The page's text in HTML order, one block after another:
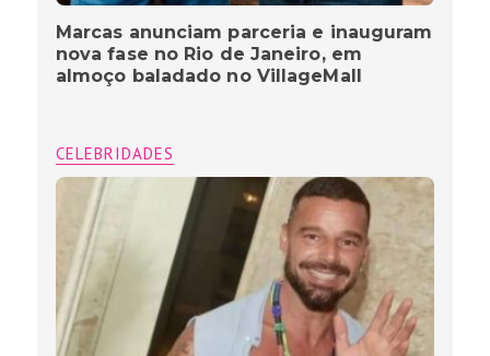
Marcas anunciam parceria e inauguram
nova fase no Rio de Janeiro, em
almoço baladado no VillageMall
CELEBRIDADES